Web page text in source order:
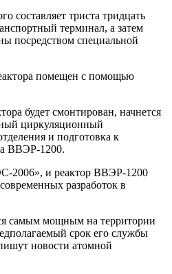
составляет триста тридцать
терминал, а затем
посредством специальной
помещен с помощью
будет смонтирован, начнется
циркуляционный
и подготовка к
ВВЭР-1200.
2006», и реактор ВВЭР-1200
разработок в
самым мощным на территории
срок его службы
новости атомной